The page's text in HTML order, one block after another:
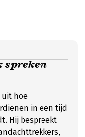
spreken
uit hoe
in een tijd
Hij bespreekt